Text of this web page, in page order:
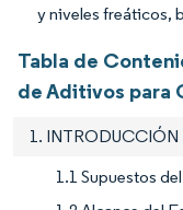
y niveles freáticos,
Tabla de
de Aditivos para
1. INTRODUCCIÓN
1.1 Supuestos